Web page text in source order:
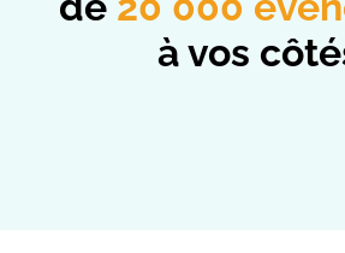
à vos